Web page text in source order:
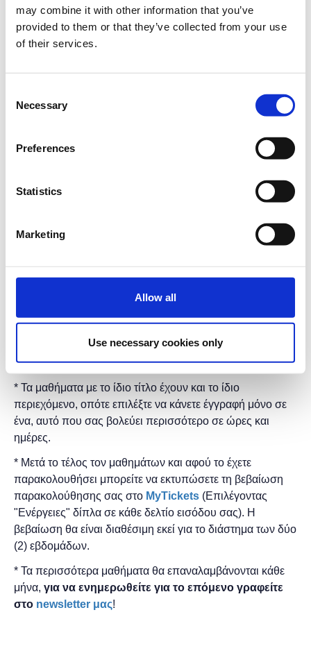
may combine it with other information that you’ve
provided to them or that they’ve collected from your use
of their services.
Selection
Necessary
Preferences
Statistics
Marketing
Allow all
Use necessary cookies only
ΒΑΣΙΚΑ ΣΗΜΕΙΑ:
* Τι είναι ένα Raspberry Pi;
* Και πώς όλα αυτά μπορούν να συνδυαστούν για να
Αυτά και άλλα πολλά θα απαντηθούν σε αυτό το
Τα μαθήματα γίνονται μόνο με φυσική παρουσία.
Socialinnov με την υποστήριξη
τηςMicrosoftκαι ησυμμετοχή για το κοινό
* Τα μαθήματα γίνονται μόνο με φυσική παρουσία.
* Τα μαθήματα με το ίδιο τίτλο έχουν και το ίδιο
περιεχόμενο, οπότε επιλέξτε να κάνετε έγγραφή μόνο σε
ένα, αυτό που σας βολεύει περισσότερο σε ώρες και
ημέρες.
* Μετά το τέλος τον μαθημάτων και αφού το έχετε
παρακολουθήσει μπορείτε να εκτυπώσετε τη βεβαίωση
παρακολούθησης ​σας στο MyTickets (Επιλέγοντας
"Ενέργειες" δίπλα σε κάθε δελτίο εισόδου σας). Η
βεβαίωση θα είναι διαθέσιμη εκεί για το διάστημα των δύο
(2) εβδομάδων.
* Τα περισσότερα μαθήματα θα επαναλαμβάνονται κάθε
μήνα, για να ενημερωθείτε για το επόμενο γραφείτε
στο newsletter μας!